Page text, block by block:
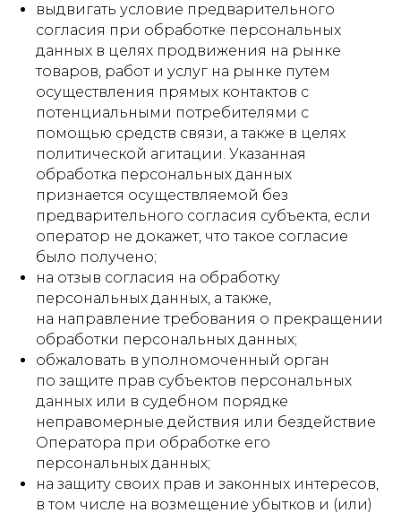
выдвигать условие предварительного
согласия при обработке персональных
данных в целях продвижения на рынке
товаров, работ и услуг на рынке путем
осуществления прямых контактов с
потенциальными потребителями с
помощью средств связи, а также в целях
политической агитации. Указанная
обработка персональных данных
признается осуществляемой без
предварительного согласия субъекта, если
оператор не докажет, что такое согласие
было получено;
на отзыв согласия на обработку
персональных данных, а также,
на направление требования о прекращении
обработки персональных данных;
обжаловать в уполномоченный орган
по защите прав субъектов персональных
данных или в судебном порядке
неправомерные действия или бездействие
Оператора при обработке его
персональных данных;
на защиту своих прав и законных интересов,
в том числе на возмещение убытков и (или)